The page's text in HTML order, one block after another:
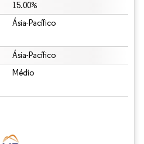
15.00%
Ásia-Pacífico
Ásia-Pacífico
Médio